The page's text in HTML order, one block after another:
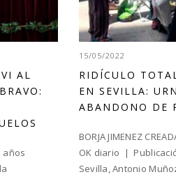
AL
años
15/05/2022
RIDÍCULO
EN SEVILLA:
ABANDONO DE
BORJA JIMENEZ
OK diario |
Sevilla, Antonio